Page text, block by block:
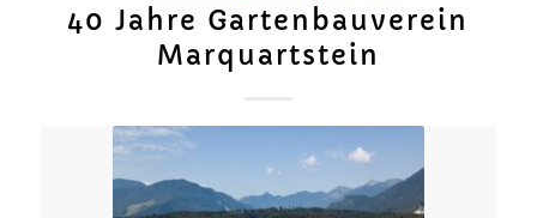
40 Jahre Gartenbauverein
Marquartstein